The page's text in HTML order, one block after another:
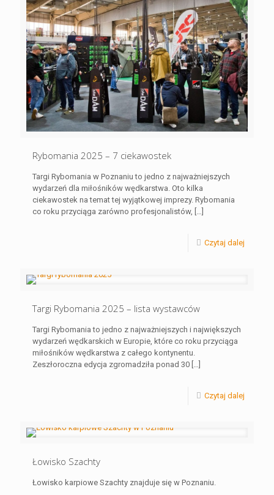
Rybomania 2025 – 7 ciekawostek
Targi Rybomania w Poznaniu to jedno z najważniejszych
wydarzeń dla miłośników wędkarstwa. Oto kilka
ciekawostek na temat tej wyjątkowej imprezy. Rybomania
co roku przyciąga zarówno profesjonalistów, […]
Czytaj dalej
Targi Rybomania 2025 – lista wystawców
Targi Rybomania to jedno z najważniejszych i największych
wydarzeń wędkarskich w Europie, które co roku przyciąga
miłośników wędkarstwa z całego kontynentu.
Zeszłoroczna edycja zgromadziła ponad 30 […]
Czytaj dalej
Łowisko Szachty
Łowisko karpiowe Szachty znajduje się w Poznaniu.